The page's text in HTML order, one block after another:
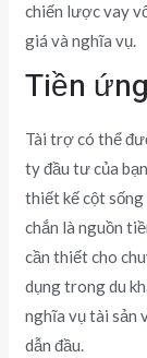
chiến lược vay
giá và nghĩa vụ.
Tiền
Tài trợ có thể
ty đầu tư của
thiết kế cột sống
chắn là nguồn
cần thiết cho
dụng trong du
nghĩa vụ tài sản
dẫn đầu.